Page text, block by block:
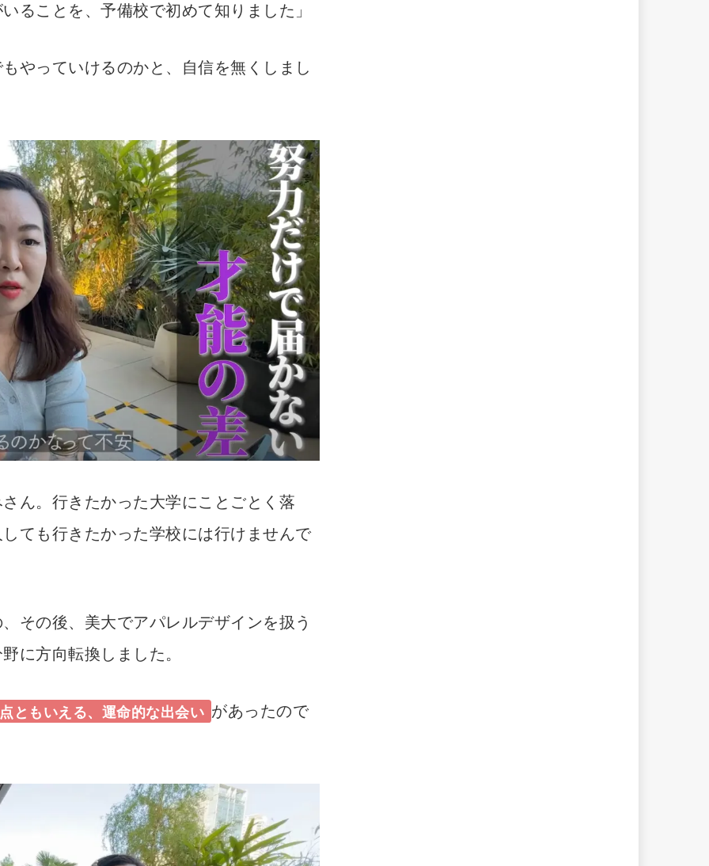
ることを、予備校で初めて知りました」
やっていけるのかと、自信を無くしまし
ん。行きたかった大学にことごとく落
ても行きたかった学校には行けませんで
その後、美大でアパレルデザインを扱う
に方向転換しました。
ともいえる、運命的な出会い があったので